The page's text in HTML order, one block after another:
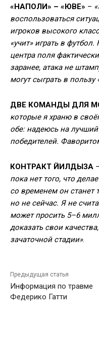
«НАПОЛИ» – «ЮВЕ» –
воспользоваться
игроков высокого
«учит» играть в
центра поля
заранее, атака не
могут сыграть в пользу
ДВЕ КОМАНДЫ ДЛЯ
которые я храню в
обе: надеюсь на
победителей.
КОНТРАКТ ЙИЛДЫЗА –
пока нет того, что
со временем он станет
но не сейчас. Я не
может просить 5–6
доказать свои
зачаточной стадии».
Предыдущая статья
Информация по травме
Федерико Гатти